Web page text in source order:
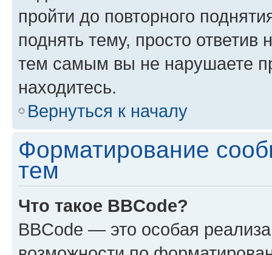
пройти до повторного
поднять тему, просто ответив
тем самым вы не нарушаете
находитесь.
Вернуться к началу
Форматирование
тем
Что такое BBCode?
BBCode — это особая